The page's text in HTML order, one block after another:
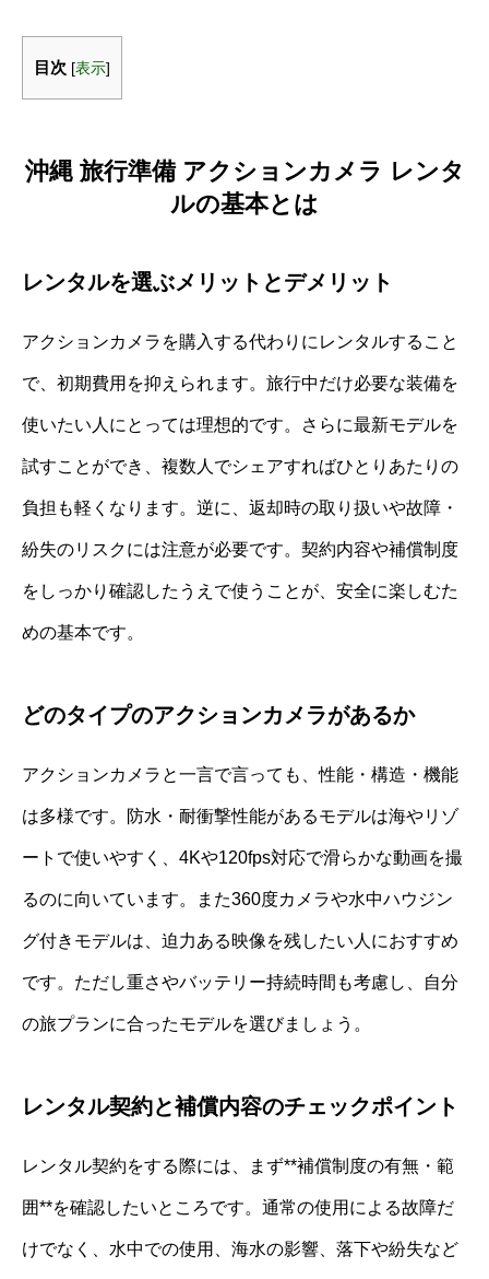
目次 [表示]
沖縄 旅行準備 アクションカメラ レンタ
ルの基本とは
レンタルを選ぶメリットとデメリット
アクションカメラを購入する代わりにレンタルすること
で、初期費用を抑えられます。旅行中だけ必要な装備を
使いたい人にとっては理想的です。さらに最新モデルを
試すことができ、複数人でシェアすればひとりあたりの
負担も軽くなります。逆に、返却時の取り扱いや故障・
紛失のリスクには注意が必要です。契約内容や補償制度
をしっかり確認したうえで使うことが、安全に楽しむた
めの基本です。
どのタイプのアクションカメラがあるか
アクションカメラと一言で言っても、性能・構造・機能
は多様です。防水・耐衝撃性能があるモデルは海やリゾ
ートで使いやすく、4Kや120fps対応で滑らかな動画を撮
るのに向いています。また360度カメラや水中ハウジン
グ付きモデルは、迫力ある映像を残したい人におすすめ
です。ただし重さやバッテリー持続時間も考慮し、自分
の旅プランに合ったモデルを選びましょう。
レンタル契約と補償内容のチェックポイント
レンタル契約をする際には、まず**補償制度の有無・範
囲**を確認したいところです。通常の使用による故障だ
けでなく、水中での使用、海水の影響、落下や紛失など